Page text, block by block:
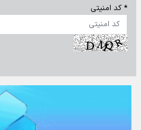
* کد امنیتی